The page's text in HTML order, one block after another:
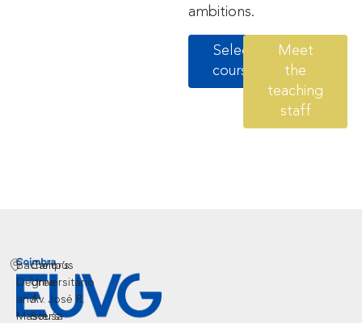
ambitions.
Select
course
Meet
the
teaching
staff
Campus
Universitário
Av. José R.
Sousa
Bachelor’s
Degree
and
Master’s